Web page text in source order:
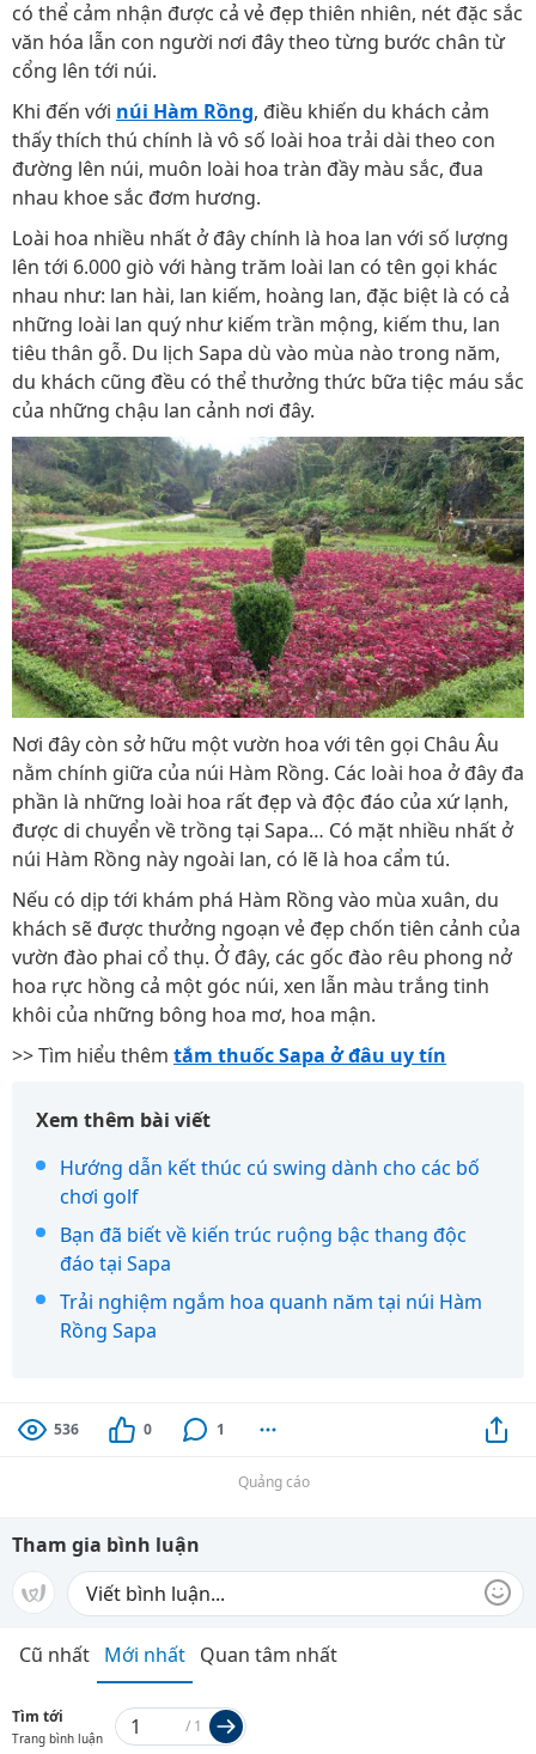
có thể cảm nhận được cả vẻ đẹp thiên nhiên, nét đặc sắc
văn hóa lẫn con người nơi đây theo từng bước chân từ
cổng lên tới núi.
Khi đến với núi Hàm Rồng, điều khiến du khách cảm
thấy thích thú chính là vô số loài hoa trải dài theo con
đường lên núi, muôn loài hoa tràn đầy màu sắc, đua
nhau khoe sắc đơm hương.
Loài hoa nhiều nhất ở đây chính là hoa lan với số lượng
lên tới 6.000 giò với hàng trăm loài lan có tên gọi khác
nhau như: lan hài, lan kiếm, hoàng lan, đặc biệt là có cả
những loài lan quý như kiếm trần mộng, kiếm thu, lan
tiêu thân gỗ. Du lịch Sapa dù vào mùa nào trong năm,
du khách cũng đều có thể thưởng thức bữa tiệc máu sắc
của những chậu lan cảnh nơi đây.
Nơi đây còn sở hữu một vườn hoa với tên gọi Châu Âu
nằm chính giữa của núi Hàm Rồng. Các loài hoa ở đây đa
phần là những loài hoa rất đẹp và độc đáo của xứ lạnh,
được di chuyển về trồng tại Sapa… Có mặt nhiều nhất ở
núi Hàm Rồng này ngoài lan, có lẽ là hoa cẩm tú.
Nếu có dịp tới khám phá Hàm Rồng vào mùa xuân, du
khách sẽ được thưởng ngoạn vẻ đẹp chốn tiên cảnh của
vườn đào phai cổ thụ. Ở đây, các gốc đào rêu phong nở
hoa rực hồng cả một góc núi, xen lẫn màu trắng tinh
khôi của những bông hoa mơ, hoa mận.
>> Tìm hiểu thêm tắm thuốc Sapa ở đâu uy tín
Xem thêm bài viết
Hướng dẫn kết thúc cú swing dành cho các bố
chơi golf
Bạn đã biết về kiến trúc ruộng bậc thang độc
đáo tại Sapa
Trải nghiệm ngắm hoa quanh năm tại núi Hàm
Rồng Sapa
536 0 1
Quảng cáo
Tham gia bình luận
Cũ nhất Mới nhất Quan tâm nhất
Tìm tới
Trang bình luận
/ 1